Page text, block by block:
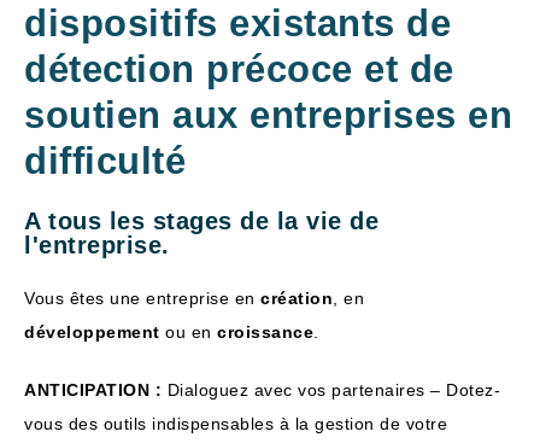
dispositifs existants de
détection précoce et de
soutien aux entreprises en
difficulté
A tous les stages de la vie de
l'entreprise.
Vous êtes une entreprise en création , en
développement ou en croissance
ANTICIPATION : Dialoguez avec vos partenaires – Dotez-
vous des outils indispensables à la gestion de votre